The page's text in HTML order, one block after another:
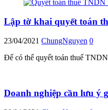
Lập tờ khai quyết toán
23/04/2021 ChungNguyen 0
Để có thể quyết toán thuế
Doanh nghiệp cần lưu ý